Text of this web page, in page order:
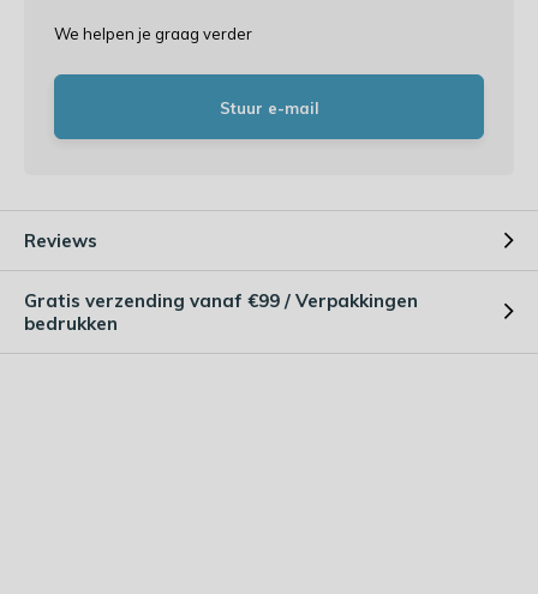
We helpen je graag verder
Stuur e-mail
Reviews
Gratis verzending vanaf €99 / Verpakkingen
bedrukken